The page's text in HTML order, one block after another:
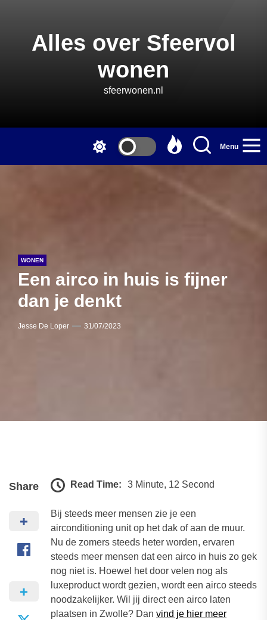
Alles over Sfeervol
wonen
sfeerwonen.nl
Menu
WONEN
Een airco in huis is fijner
dan je denkt
Jesse De Loper 31/07/2023
Share Read Time: 3 Minute, 12 Second
Bij steeds meer mensen zie je een
airconditioning unit op het dak of aan de muur.
Nu de zomers steeds heter worden, ervaren
steeds meer mensen dat een airco in huis zo gek
nog niet is. Hoewel het door velen nog als
luxeproduct wordt gezien, wordt een airco steeds
noodzakelijker. Wil jij direct een airco laten
plaatsen in Zwolle? Dan vind je hier meer